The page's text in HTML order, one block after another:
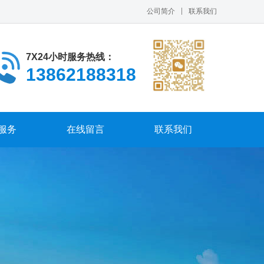
公司简介 联系我们
7X24小时服务热线：
13862188318
务 在线留言 联系我们